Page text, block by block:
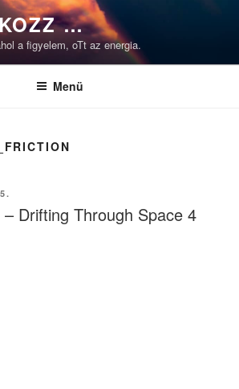
…
a figyelem, oTt az energia.
Menü
Drifting Through Space 4